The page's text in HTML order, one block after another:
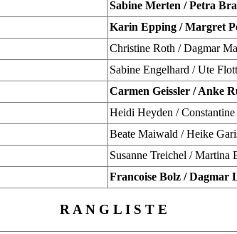
Sabine Merten / Petra
Karin Epping / Margret
Christine Roth / Dagmar
Sabine Engelhard / Ute
Carmen Geissler / Anke
Heidi Heyden /
Beate Maiwald / Heike
Susanne Treichel / Martina
Francoise Bolz / Dagmar
R A N G L I S T E